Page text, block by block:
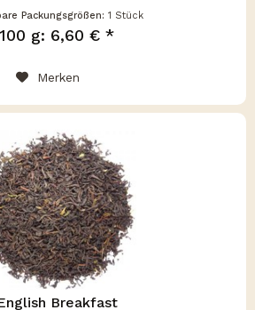
Packungsgrößen: 1 Stück
100 g: 6,60 € *
Merken
Breakfast